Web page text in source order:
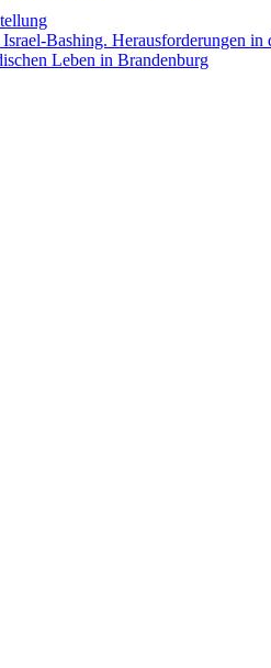
Bashing. Herausforderungen
Leben in Brandenburg